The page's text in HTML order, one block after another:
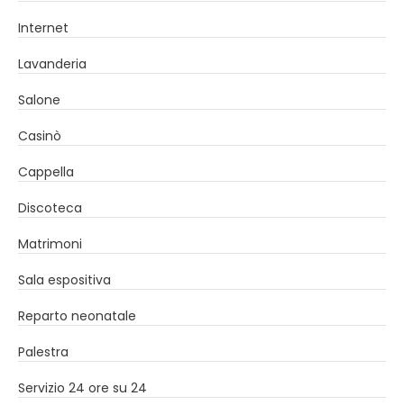
Internet
Lavanderia
Salone
Casinò
Cappella
Discoteca
Matrimoni
Sala espositiva
Reparto neonatale
Palestra
Servizio 24 ore su 24